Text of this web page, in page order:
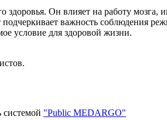
здоровья. Он влияет на работу
важность соблюдения
условие для здоровой жизни.
"Public MEDARGO"